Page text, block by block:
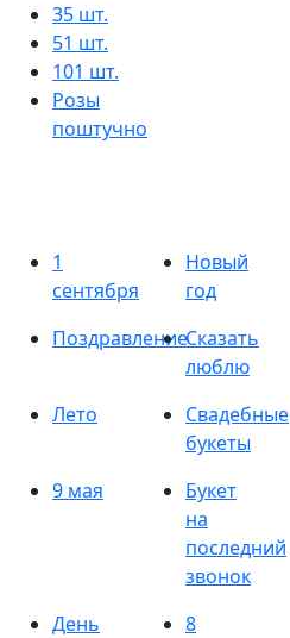
35 шт.
51 шт.
101 шт.
Розы
поштучно
1
сентября
Новый
год
ПоздравлениеСказать
люблю
Лето
Свадебные
букеты
9 мая
Букет
на
последний
звонок
День
8